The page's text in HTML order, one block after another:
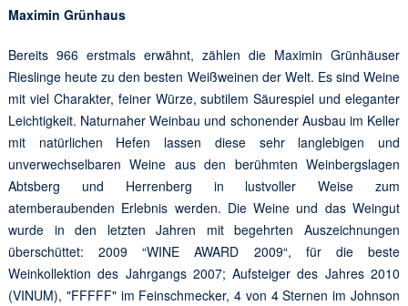
Maximin Grünhaus
Bereits 966 erstmals erwähnt, zählen die Maximin Grünhäuser
Rieslinge heute zu den besten Weißweinen der Welt. Es sind Weine
mit viel Charakter, feiner Würze, subtilem Säurespiel und eleganter
Leichtigkeit. Naturnaher Weinbau und schonender Ausbau im Keller
mit natürlichen Hefen lassen diese sehr langlebigen und
unverwechselbaren Weine aus den berühmten Weinbergslagen
Abtsberg und Herrenberg in lustvoller Weise zum
atemberaubenden Erlebnis werden. Die Weine und das Weingut
wurde in den letzten Jahren mit begehrten Auszeichnungen
überschüttet: 2009 “WINE AWARD 2009“, für die beste
Weinkollektion des Jahrgangs 2007; Aufsteiger des Jahres 2010
(VINUM), "FFFFF" im Feinschmecker, 4 von 4 Sternen im Johnson